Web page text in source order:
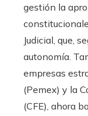
gestión la
Judicial, que,
autonomía.
empresas
(Pemex) y la
(CFE), ahora